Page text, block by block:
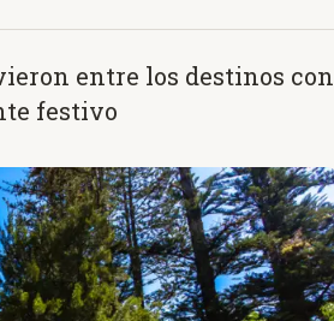
entre los destinos con
festivo